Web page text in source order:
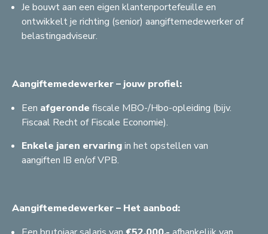
Je bouwt aan een eigen klantenportefeuille en
ontwikkelt je richting (senior) aangiftemedewerker of
belastingadviseur.
Aangiftemedewerker – jouw profiel:
Een afgeronde fiscale MBO-/Hbo-opleiding (bijv.
Fiscaal Recht of Fiscale Economie).
Enkele jaren ervaringin het opstellen van
aangiften IB en/of VPB.
Aangiftemedewerker – Het aanbod: